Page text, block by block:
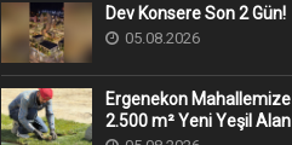
Dev Konsere Son 2️ Gün!
05.08.2026
Ergenekon Mahallemize
2.500 m² Yeni Yeşil Alan